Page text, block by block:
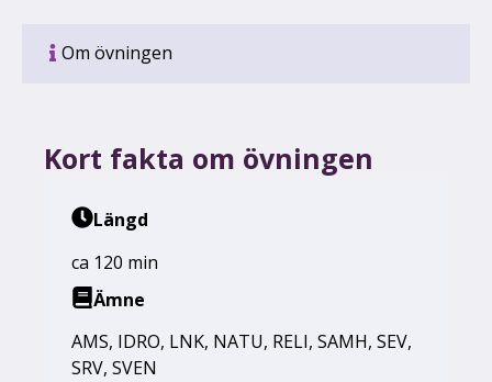
Om övningen
Kort fakta om övningen
Längd
ca 120 min
Ämne
AMS, IDRO, LNK, NATU, RELI, SAMH, SEV,
SRV, SVEN